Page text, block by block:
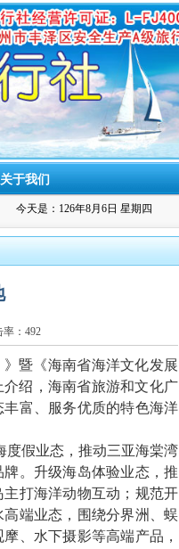
关于我们
今天是：126年8月6日 星期四
： 492
暨《海南省海洋文化发展
绍，海南省旅游和文化广
富、服务优质的特色海洋
假业态，推动三亚海棠湾
。升级海岛体验业态，推
打海洋动物互动；规范开
端业态，围绕分界洲、蜈
、水下摄影等高端产品，